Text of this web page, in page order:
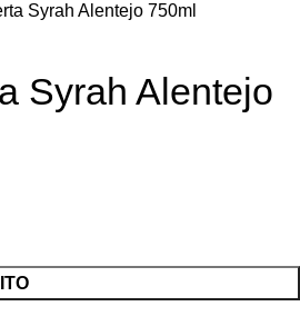
Syrah Alentejo 750ml
Syrah Alentejo